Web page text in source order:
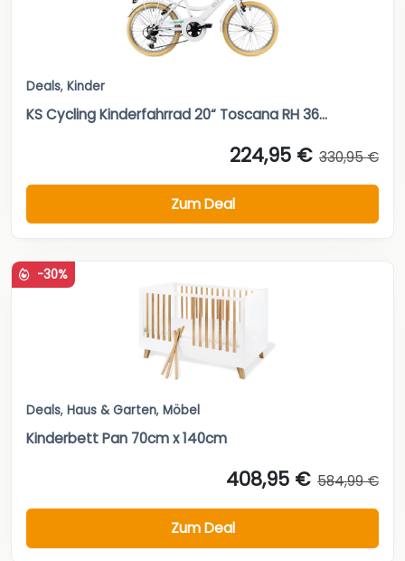
Deals, Kinder
KS Cycling Kinderfahrrad 20“ Toscana RH 36...
224,95 € 330,95 €
Zum Deal
-30%
Deals, Haus & Garten, Möbel
Kinderbett Pan 70cm x 140cm
408,95 € 584,99 €
Zum Deal